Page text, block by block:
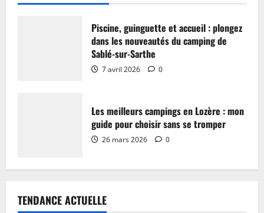
Piscine, guinguette et accueil : plongez
dans les nouveautés du camping de
Sablé-sur-Sarthe
7 avril 2026 0
Les meilleurs campings en Lozère : mon
guide pour choisir sans se tromper
26 mars 2026 0
TENDANCE ACTUELLE